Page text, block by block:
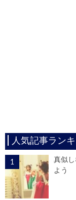
人気記事ラン
真似
よう